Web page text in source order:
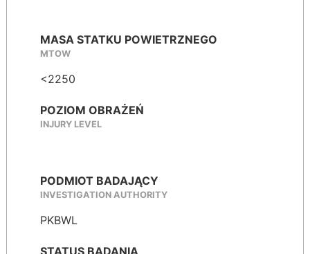
MASA STATKU POWIETRZNEGO
MTOW
<2250
POZIOM OBRAŻEŃ
INJURY LEVEL
PODMIOT BADAJĄCY
INVESTIGATION AUTHORITY
PKBWL
STATUS BADANIA